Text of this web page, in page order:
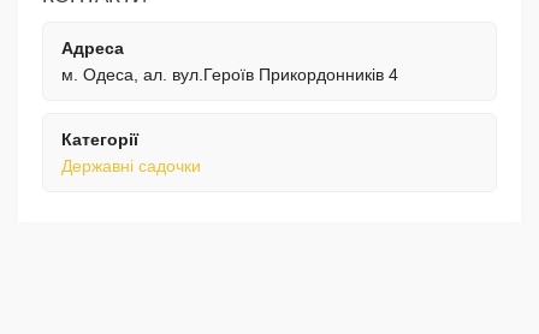
Адреса
м. Одеса, ал. вул.Героїв Прикордонників 4
Категорії
Державні садочки